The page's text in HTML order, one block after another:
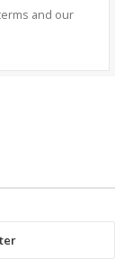
and our